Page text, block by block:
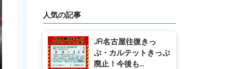
人気の記事
JR名古屋往復きっ
ぷ・カルテットきっぷ
廃止！今後も...